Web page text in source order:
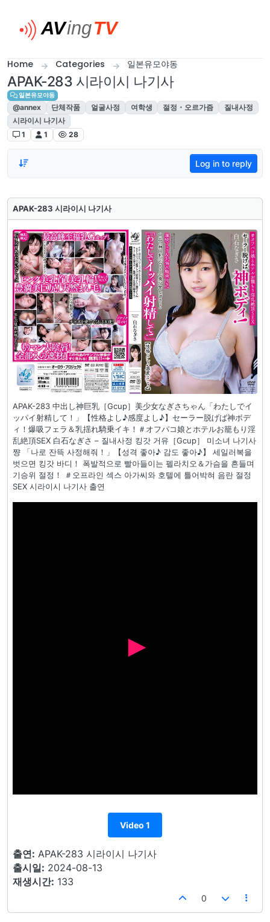
Home Categories 일본유모야동
APAK-283 시라이시 나기사
일본유모야동
@annex 단체작품 얼굴사정 여학생 절정・오르가즘
질내사정
시라이시 나기사
1
1 28
Log in to reply
APAK-283 시라이시 나기사
APAK-283 中出し神巨乳［Gcup］美少女なぎさちゃん「わたしでイ
ッパイ射精して！」【性格よし♪感度よし♪】セーラー脱げば神ボデ
ィ！爆吸フェラ＆乳揺れ騎乗イキ！＃オフパコ娘とホテルお籠もり淫
乱絶頂SEX 白石なぎさ – 질내사정 킹갓 거유［Gcup］ 미소녀 나기사
쨩 「나로 잔뜩 사정해줘！」【성격 좋아♪ 감도 좋아♪】 세일러복을
벗으면 킹갓 바디！ 폭발적으로 빨아들이는 펠라치오＆가슴을 흔들며
기승위 절정！ ＃오프라인 섹스 아가씨와 호텔에 틀어박혀 음란 절정
SEX 시라이시 나기사 출연
Video 1
출연: APAK-283 시라이시 나기사
출시일: 2024-08-13
재생시간: 133
0